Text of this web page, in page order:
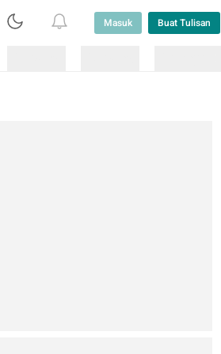
Masuk Buat Tulisan